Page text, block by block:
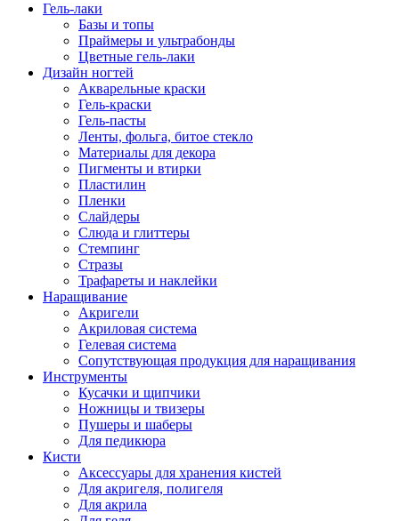
Гель-лаки
Базы и топы
Праймеры и ультрабонды
Цветные гель-лаки
Дизайн ногтей
Акварельные краски
Гель-краски
Гель-пасты
Ленты, фольга, битое стекло
Материалы для декора
Пигменты и втирки
Пластилин
Пленки
Слайдеры
Слюда и глиттеры
Стемпинг
Стразы
Трафареты и наклейки
Наращивание
Акригели
Акриловая система
Гелевая система
Сопутствующая продукция для наращивания
Инструменты
Кусачки и щипчики
Ножницы и твизеры
Пушеры и шаберы
Для педикюра
Кисти
Аксессуары для хранения кистей
Для акригеля, полигеля
Для акрила